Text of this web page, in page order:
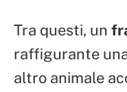
Tra questi, un
raffigurante
altro animale